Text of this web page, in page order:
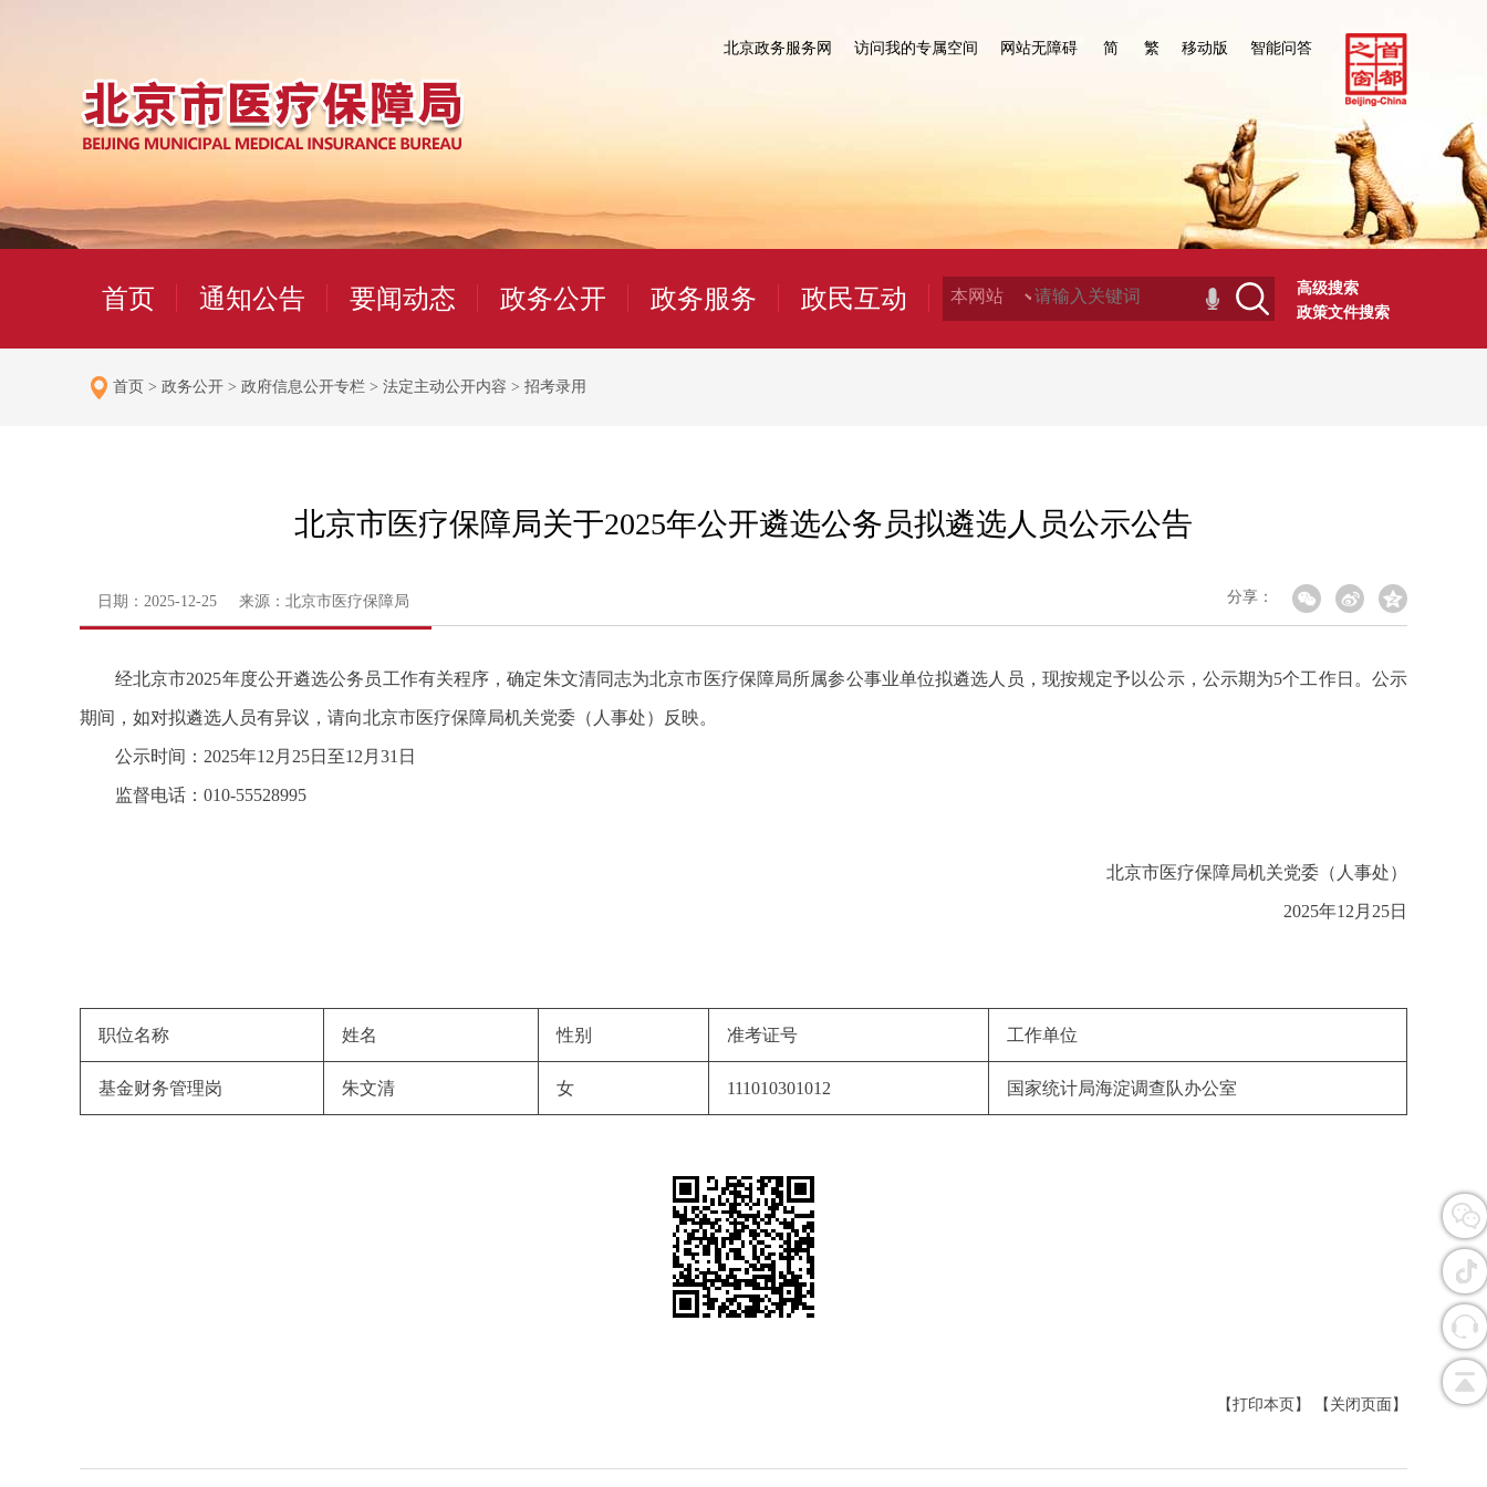
北京政务服务网 访问我的专属空间 网站无障碍 简 繁 移动版 智能问答
首页 通知公告 要闻动态 政务公开 政务服务 政民互动
高级搜索
政策文件搜索
首页 > 政务公开 > 政府信息公开专栏 > 法定主动公开内容 > 招考录用
北京市医疗保障局关于2025年公开遴选公务员拟遴选人员公示公告
日期：2025-12-25 来源：北京市医疗保障局 分享：
经北京市2025年度公开遴选公务员工作有关程序，确定朱文清同志为北京市医疗保障局所属参公事业单位拟遴选人员，现按规定予以公示，公示期为5个工作日。公示
期间，如对拟遴选人员有异议，请向北京市医疗保障局机关党委（人事处）反映。
公示时间：2025年12月25日至12月31日
监督电话：010-55528995
北京市医疗保障局机关党委（人事处）
2025年12月25日
职位名称 姓名 性别 准考证号 工作单位
基金财务管理岗 朱文清 女 111010301012 国家统计局海淀调查队办公室
【打印本页】 【关闭页面】